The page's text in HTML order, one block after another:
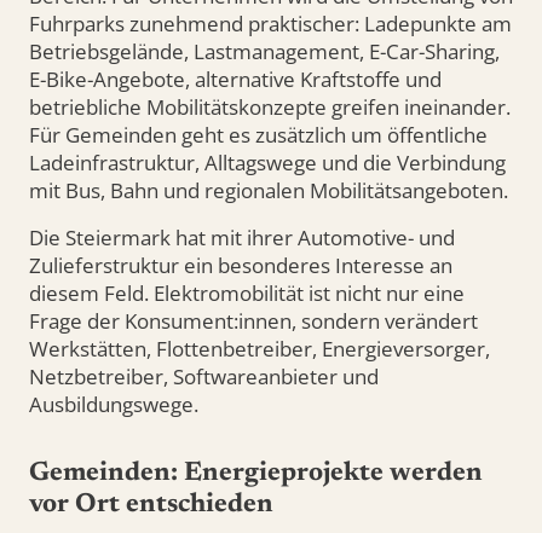
Fuhrparks zunehmend praktischer: Ladepunkte am
Betriebsgelände, Lastmanagement, E-Car-Sharing,
E-Bike-Angebote, alternative Kraftstoffe und
betriebliche Mobilitätskonzepte greifen ineinander.
Für Gemeinden geht es zusätzlich um öffentliche
Ladeinfrastruktur, Alltagswege und die Verbindung
mit Bus, Bahn und regionalen Mobilitätsangeboten.
Die Steiermark hat mit ihrer Automotive- und
Zulieferstruktur ein besonderes Interesse an
diesem Feld. Elektromobilität ist nicht nur eine
Frage der Konsument:innen, sondern verändert
Werkstätten, Flottenbetreiber, Energieversorger,
Netzbetreiber, Softwareanbieter und
Ausbildungswege.
Gemeinden: Energieprojekte werden
vor Ort entschieden